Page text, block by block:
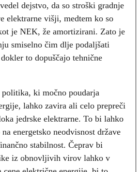
dejstvo, da so stroški gradnje
elektrarne višji, medtem ko so
je NEK, že amortizirani. Zato je
smiselno čim dlje podaljšati
to dopuščajo tehnične
politika, ki močno poudarja
lahko zavira ali celo prepreči
jedrske elektrarne. To bi lahko
energetsko neodvisnost države
stabilnost. Čeprav bi
iz obnovljivih virov lahko v